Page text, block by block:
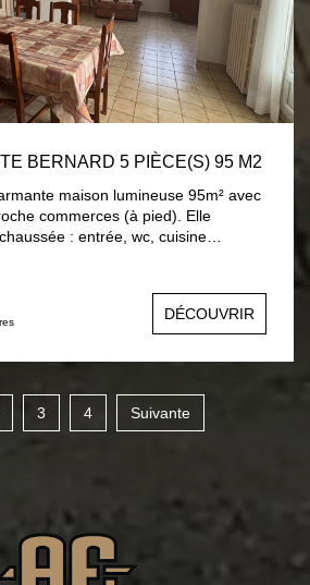
BERNARD 5 PIÈCE(S) 95 M2
commerces (à pied). Elle
: entrée, wc, cuisine
8.30m² avec vue et accès
5.60m². A l'étage : trois chambres
salle de bains 3.40m² av/wc.
23m²). Beau jardin 560m² avec
véhicules sur terrain. Chauffage
DÉCOUVRIR
3 4 Suivante